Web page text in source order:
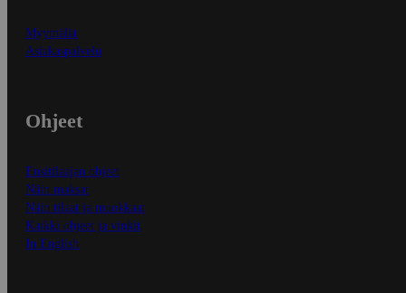
Myymälät
Asiakaspalvelu
Ohjeet
Ensitilaajan ohjeet
Näin maksat
Näin tilaat ja muokkaat
Kaikki ohjeet ja vinkit
In English